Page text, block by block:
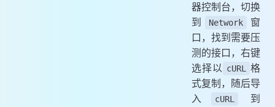
器控制台，切换
到
Network
窗
口，找到需要压
测的接口，右键
选择以 cURL
格
式复制，随后导
入
cURL 到